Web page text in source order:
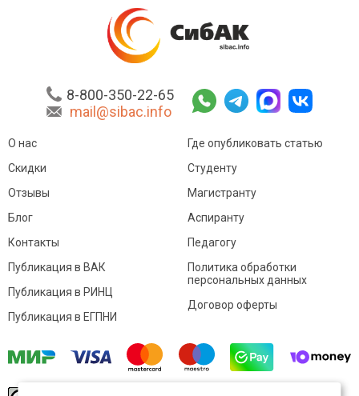
8-800-350-22-65
mail@sibac.info
О нас
Скидки
Отзывы
Блог
Контакты
Где опубликовать статью
Студенту
Магистранту
Аспиранту
Педагогу
Публикация в ВАК
Публикация в РИНЦ
Публикация в ЕГПНИ
Политика обработки
персональных данных
Договор оферты